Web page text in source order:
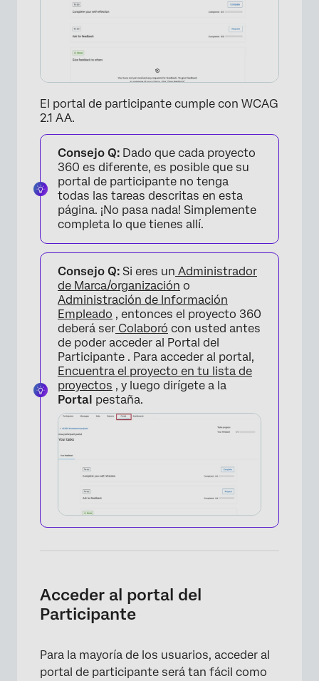
El portal de participante cumple con WCAG
2.1 AA.
Consejo Q: Dado que cada proyecto
360 es diferente, es posible que su
portal de participante no tenga
todas las tareas descritas en esta
página. ¡No pasa nada! Simplemente
completa lo que tienes allí.
Consejo Q: Si eres un Administrador
de Marca/organización o
Administración de Información
Empleado , entonces el proyecto 360
deberá ser Colaboró con usted antes
de poder acceder al Portal del
Participante . Para acceder al portal,
Encuentra el proyecto en tu lista de
proyectos , y luego dirígete a la
Portal pestaña.
Acceder al portal del
Participante
Para la mayoría de los usuarios, acceder al
portal de participante será tan fácil como